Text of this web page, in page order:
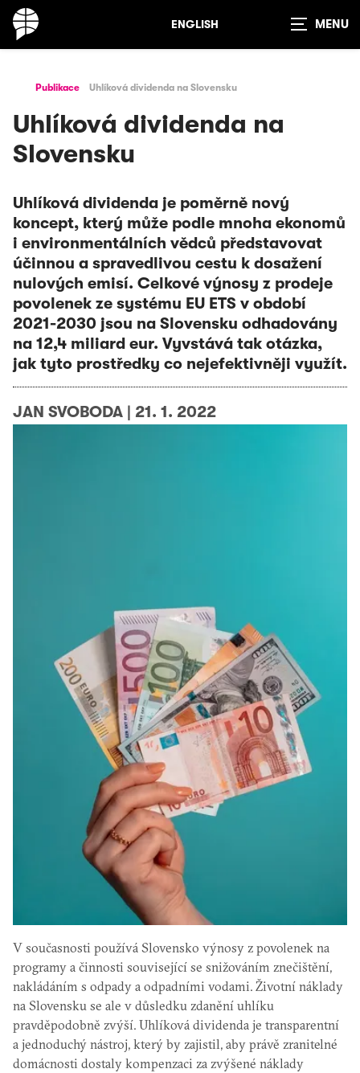
ENGLISH
Zobrazit
Publikace Uhlíková dividenda na Slovensku
Uhlíková dividenda na
Slovensku
Uhlíková dividenda je poměrně nový
koncept, který může podle mnoha ekonomů
i environmentálních vědců představovat
účinnou a spravedlivou cestu k dosažení
nulových emisí. Celkové výnosy z prodeje
povolenek ze systému EU ETS v období
2021-2030 jsou na Slovensku odhadovány
na 12,4 miliard eur. Vyvstává tak otázka,
jak tyto prostředky co nejefektivněji využít.
JAN SVOBODA | 21. 1. 2022
V současnosti používá Slovensko výnosy z povolenek na
programy a činnosti související se snižováním znečištění,
nakládáním s odpady a odpadními vodami. Životní náklady
na Slovensku se ale v důsledku zdanění uhlíku
pravděpodobně zvýší. Uhlíková dividenda je transparentní
a jednoduchý nástroj, který by zajistil, aby právě zranitelné
domácnosti dostaly kompenzaci za zvýšené náklady